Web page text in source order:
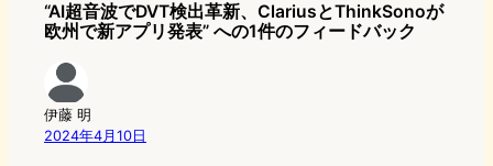
“AI超音波でDVT検出革新、ClariusとThinkSonoが
欧州で新アプリ発表” への1件のフィードバック
伊藤 明
2024年4月10日